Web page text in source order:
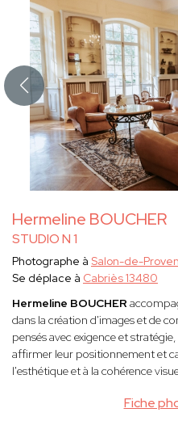
Hermeline BOUCHER
STUDIO N 1
Fiche
Photographe à Salon-de-
Se déplace à Cabriès 13480
Hermeline BOUCHER
dans la création d'images et de
pensés avec exigence et
affirmer leur positionnement et
l'esthétique et à la cohérence